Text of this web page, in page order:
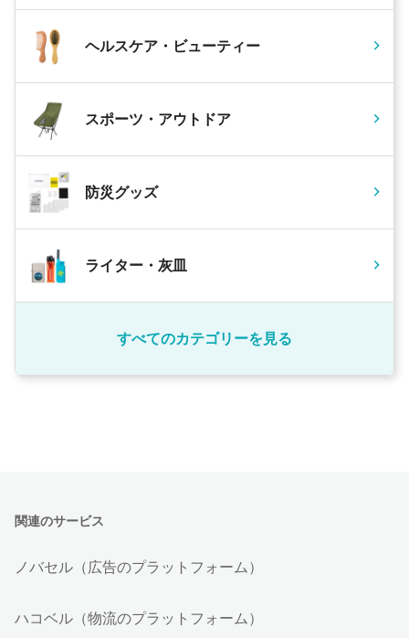
ヘルスケア・ビューティー
スポーツ・アウトドア
防災グッズ
ライター・灰皿
すべてのカテゴリーを見る
関連のサービス
ノバセル（広告のプラットフォーム）
ハコベル（物流のプラットフォーム）